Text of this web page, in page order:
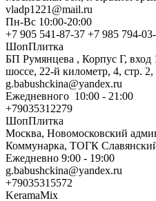
vladp1221@mail.ru
Пн-Вс 10:00-20:00
+7 905 541-87-37 +7 985 794-
ШопПлитка
БП Румянцева , Корпус Г, вход
шоссе, 22-й километр, 4, стр. 2,
g.babushckina@yandex.ru
Ежедневного 10:00 - 21:00
+79035312279
ШопПлитка
Москва, Новомосковский
Коммунарка, ТОГК
Ежедневно 9:00 - 19:00
g.babushckina@yandex.ru
+79035315572
KeramaMix